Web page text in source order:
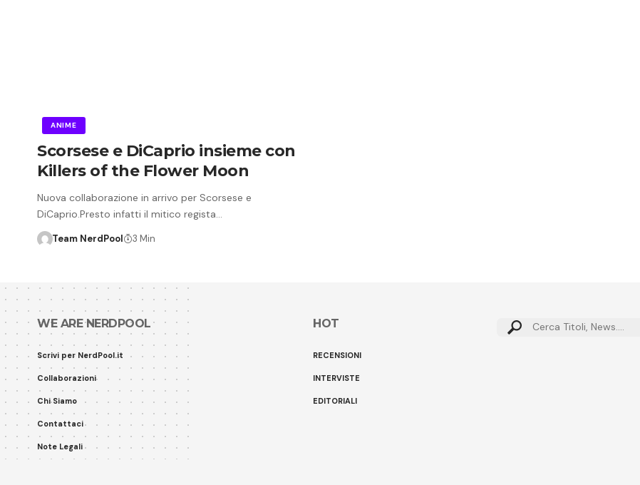
ANIME
Scorsese e DiCaprio insieme con
Killers of the Flower Moon
Nuova collaborazione in arrivo per Scorsese e
DiCaprio.Presto infatti il mitico regista…
Team NerdPool 3 Min
WE ARE NERDPOOL
Scrivi per NerdPool.it
Collaborazioni
Chi Siamo
Contattaci
Note Legali
HOT
RECENSIONI
INTERVISTE
EDITORIALI
Cerca: